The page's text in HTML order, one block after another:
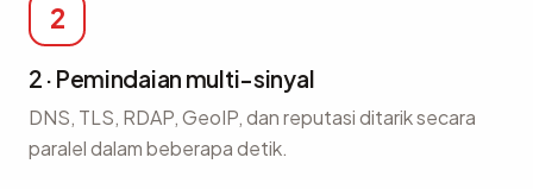
2
2 · Pemindaian multi-sinyal
DNS, TLS, RDAP, GeoIP, dan reputasi ditarik secara
paralel dalam beberapa detik.